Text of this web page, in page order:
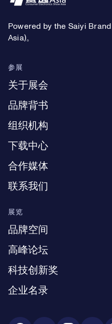
Powered by the Saiyi
Asia)。
参展
关于展会
品牌背书
组织机构
下载中心
合作媒体
联系我们
展览
品牌空间
高峰论坛
科技创新奖
企业名录